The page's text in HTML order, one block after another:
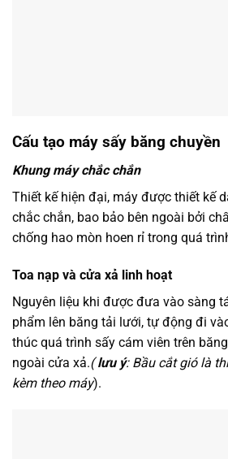
Cấu tạo máy sấy băng chuyền
Khung máy chắc chắn
Thiết kế hiện đại, máy được thiết kế
chắc chắn, bao bảo bên ngoài bởi
chống hao mòn hoen rỉ trong quá
Toa nạp và cửa xả linh hoạt
Nguyên liệu khi được đưa vào sàng
phẩm lên băng tải lưới, tự động đi
thúc quá trình sấy cám viên trên
ngoài cửa xả.(lưu ý: Bầu cắt gió là
kèm theo máy).